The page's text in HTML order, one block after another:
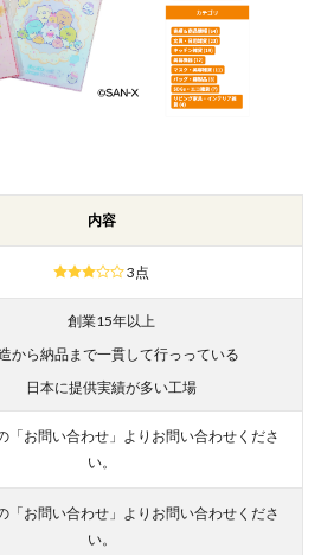
内容
3点
創業15年以上
から納品まで一貫して行っっている
日本に提供実績が多い工場
「お問い合わせ」よりお問い合わせくださ
い。
「お問い合わせ」よりお問い合わせくださ
い。